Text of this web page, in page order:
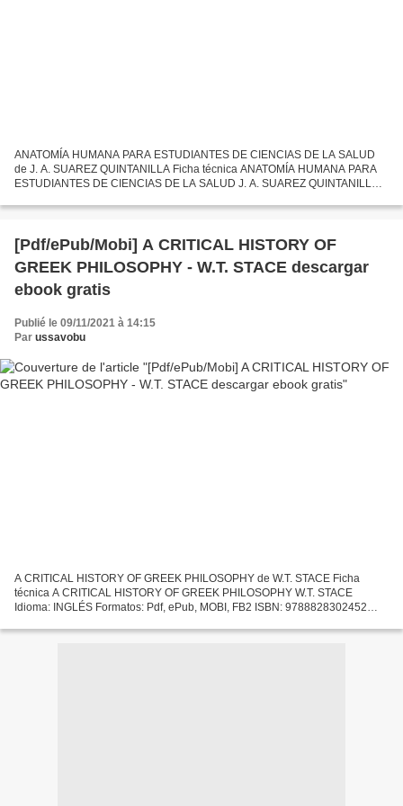
ANATOMÍA HUMANA PARA ESTUDIANTES DE CIENCIAS DE LA SALUD
de J. A. SUAREZ QUINTANILLA Ficha técnica ANATOMÍA HUMANA PARA
ESTUDIANTES DE CIENCIAS DE LA SALUD J. A. SUAREZ QUINTANILLA
FB2...
[Pdf/ePub/Mobi] A CRITICAL HISTORY OF
GREEK PHILOSOPHY - W.T. STACE descargar
ebook gratis
Publié le 09/11/2021 à 14:15
Par ussavobu
A CRITICAL HISTORY OF GREEK PHILOSOPHY de W.T. STACE Ficha
técnica A CRITICAL HISTORY OF GREEK PHILOSOPHY W.T. STACE
Idioma: INGLÉS Formatos: Pdf, ePub, MOBI, FB2 ISBN: 9788828302452